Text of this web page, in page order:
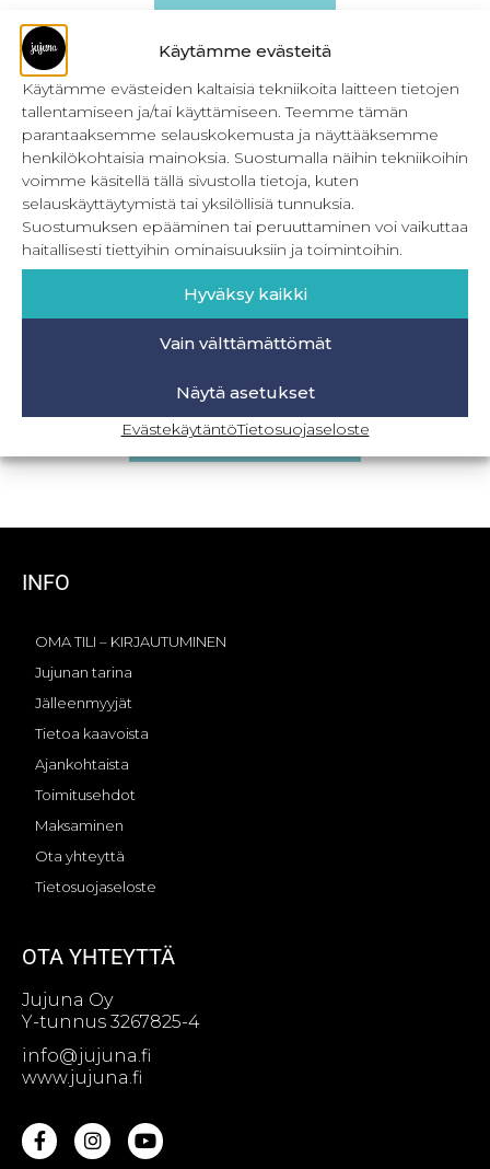
Käytämme evästeitä
Käytämme evästeiden kaltaisia tekniikoita laitteen tietojen
tallentamiseen ja/tai käyttämiseen. Teemme tämän
parantaaksemme selauskokemusta ja näyttääksemme
henkilökohtaisia mainoksia. Suostumalla näihin tekniikoihin
voimme käsitellä tällä sivustolla tietoja, kuten
selauskäyttäytymistä tai yksilöllisiä tunnuksia.
Suostumuksen epääminen tai peruuttaminen voi vaikuttaa
haitallisesti tiettyihin ominaisuuksiin ja toimintoihin.
Hyväksy kaikki
Vain välttämättömät
Näytä asetukset
EvästekäytäntöTietosuojaseloste
PDF Naisten paidat ja topit 32-56
8,90€ – 16,90€ Sis. ALV
Valitse vaihtoehdoista
INFO
OMA TILI – KIRJAUTUMINEN
Jujunan tarina
Jälleenmyyjät
Tietoa kaavoista
Ajankohtaista
Toimitusehdot
Maksaminen
Ota yhteyttä
Tietosuojaseloste
OTA YHTEYTTÄ
Jujuna Oy
Y-tunnus 3267825-4
info@jujuna.fi
www.jujuna.fi